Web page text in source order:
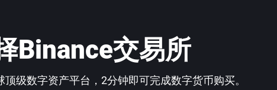
Binance交易所
级数字资产平台，2分钟即可完成数字货币购买。